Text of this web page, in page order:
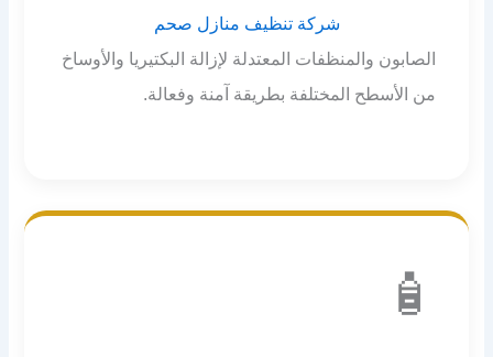
شركة تنظيف منازل صحم
الصابون والمنظفات المعتدلة لإزالة البكتيريا والأوساخ
من الأسطح المختلفة بطريقة آمنة وفعالة.
🧴